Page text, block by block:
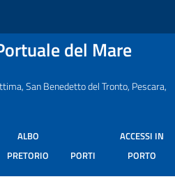
del Mare
San Benedetto del Tronto, Pescara,
ALBO
PRETORIO
PORTI
ACCESSI IN
PORTO